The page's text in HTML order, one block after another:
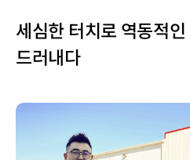
세심한 터치로 역동적인
드러내다